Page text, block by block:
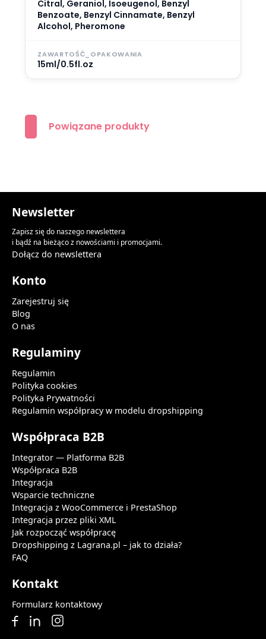
Citral, Geraniol, Isoeugenol, Benzyl
Benzoate, Benzyl Cinnamate, Benzyl
Alcohol, Pheromone
ZAWARTOŚĆ_OPAKOWANIA
15ml/0.5fl.oz
Powiązane produkty
Newsletter
Zapisz się do naszego newslettera
i bądź na bieżąco z nowościami i promocjami.
Dołącz do newslettera
Konto
Zarejestruj się
Blog
O nas
Regulaminy
Regulamin
Polityka cookies
Polityka Prywatności
Regulamin współpracy w modelu dropshipping
Współpraca B2B
Integrator — Platforma B2B
Współpraca B2B
Integracja
Wsparcie techniczne
Integracja z WooCommerce i PrestaShop
Integracja przez pliki XML
Jak rozpocząć współpracę
Dropshipping z Lagrana.pl – jak to działa?
FAQ
Kontakt
Formularz kontaktowy